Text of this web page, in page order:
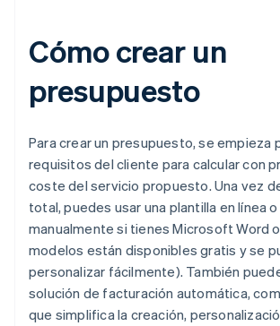
Cómo crear un
presupuesto
Para crear un presupuesto, se empieza
requisitos del cliente para calcular con
coste del servicio propuesto. Una vez
total, puedes usar una plantilla en línea
manualmente si tienes Microsoft Word
modelos están disponibles gratis y se
personalizar fácilmente). También
solución de facturación automática,
que simplifica la creación,